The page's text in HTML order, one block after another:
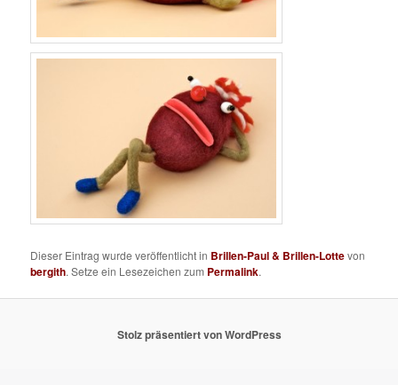
Dieser Eintrag wurde veröffentlicht in Brillen-Paul & Brillen-Lottevon
bergith. Setze ein Lesezeichen zum Permalink.
Stolz präsentiert von WordPress